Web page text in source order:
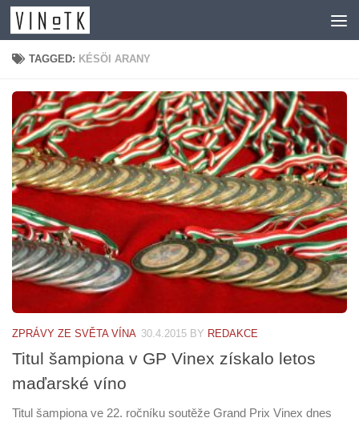
Skip to content
TAGGED: KÉSÖI ARANY
ZPRÁVY ZE SVĚTA VÍNA 30.4.2015 BY REDAKCE
Titul šampiona v GP Vinex získalo letos
maďarské víno
Titul šampiona ve 22. ročníku soutěže Grand Prix Vinex dnes